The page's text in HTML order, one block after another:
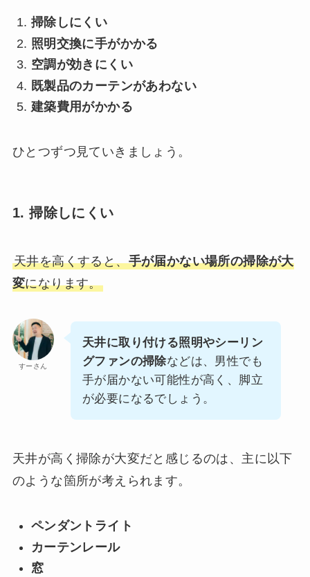
掃除しにくい
照明交換に手がかかる
空調が効きにくい
既製品のカーテンがあわない
建築費用がかかる
ひとつずつ見ていきましょう。
1. 掃除しにくい
天井を高くすると、手が届かない場所の掃除が大
変になります。
すーさん
天井に取り付ける照明やシーリン
グファンの掃除などは、男性でも
手が届かない可能性が高く、脚立
が必要になるでしょう。
天井が高く掃除が大変だと感じるのは、主に以下
のような箇所が考えられます。
ペンダントライト
カーテンレール
窓